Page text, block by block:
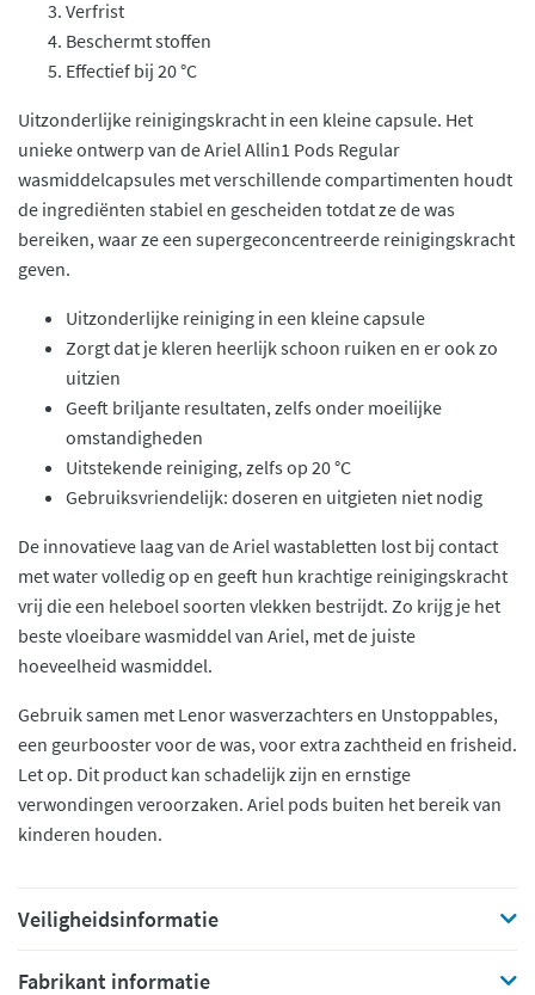
Verfrist
Beschermt stoffen
Effectief bij 20 °C
Uitzonderlijke reinigingskracht in een kleine capsule. Het
unieke ontwerp van de Ariel Allin1 Pods Regular
wasmiddelcapsules met verschillende compartimenten houdt
de ingrediënten stabiel en gescheiden totdat ze de was
bereiken, waar ze een supergeconcentreerde reinigingskracht
geven.
Uitzonderlijke reiniging in een kleine capsule
Zorgt dat je kleren heerlijk schoon ruiken en er ook zo
uitzien
Geeft briljante resultaten, zelfs onder moeilijke
omstandigheden
Uitstekende reiniging, zelfs op 20 °C
Gebruiksvriendelijk: doseren en uitgieten niet nodig
De innovatieve laag van de Ariel wastabletten lost bij contact
met water volledig op en geeft hun krachtige reinigingskracht
vrij die een heleboel soorten vlekken bestrijdt. Zo krijg je het
beste vloeibare wasmiddel van Ariel, met de juiste
hoeveelheid wasmiddel.
Gebruik samen met Lenor wasverzachters en Unstoppables,
een geurbooster voor de was, voor extra zachtheid en frisheid.
Let op. Dit product kan schadelijk zijn en ernstige
verwondingen veroorzaken. Ariel pods buiten het bereik van
kinderen houden.
Veiligheidsinformatie
Fabrikant informatie